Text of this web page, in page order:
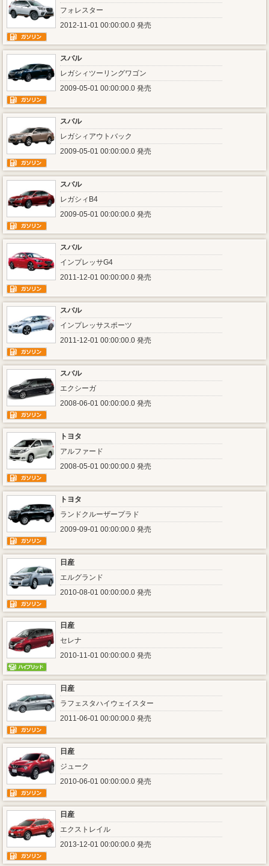
フォレスター
2012-11-01 00:00:00.0 発売
スバル
レガシィツーリングワゴン
2009-05-01 00:00:00.0 発売
スバル
レガシィアウトバック
2009-05-01 00:00:00.0 発売
スバル
レガシィB4
2009-05-01 00:00:00.0 発売
スバル
インプレッサG4
2011-12-01 00:00:00.0 発売
スバル
インプレッサスポーツ
2011-12-01 00:00:00.0 発売
スバル
エクシーガ
2008-06-01 00:00:00.0 発売
トヨタ
アルファード
2008-05-01 00:00:00.0 発売
トヨタ
ランドクルーザープラド
2009-09-01 00:00:00.0 発売
日産
エルグランド
2010-08-01 00:00:00.0 発売
日産
セレナ
2010-11-01 00:00:00.0 発売
日産
ラフェスタハイウェイスター
2011-06-01 00:00:00.0 発売
日産
ジューク
2010-06-01 00:00:00.0 発売
日産
エクストレイル
2013-12-01 00:00:00.0 発売